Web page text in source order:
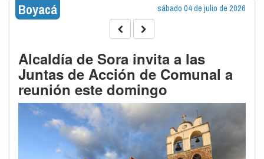
Boyacá sábado 04 de julio de 2026
Alcaldía de Sora invita a las
Juntas de Acción de Comunal a
reunión este domingo